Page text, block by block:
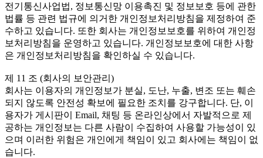
전기통신사업법, 정보통신망 이용촉진 및 정보보호 등에 관한
법률 등 관련 법규에 의거한 개인정보처리방침을 제정하여 준
수하고 있습니다. 또한 회사는 개인정보보호를 위하여 개인정
보처리방침을 운영하고 있습니다. 개인정보보호에 대한 사항
은 개인정보처리방침을 확인하실 수 있습니다.
제 11 조 (회사의 보안관리)
회사는 이용자의 개인정보가 분실, 도난, 누출, 변조 또는 훼손
되지 않도록 안전성 확보에 필요한 조치를 강구합니다. 단, 이
용자가 게시판이 Email, 채팅 등 온라인상에서 자발적으로 제
공하는 개인정보는 다른 사람이 수집하여 사용할 가능성이 있
으며 이러한 위험은 개인에게 책임이 있고 회사에는 책임이 없
습니다.